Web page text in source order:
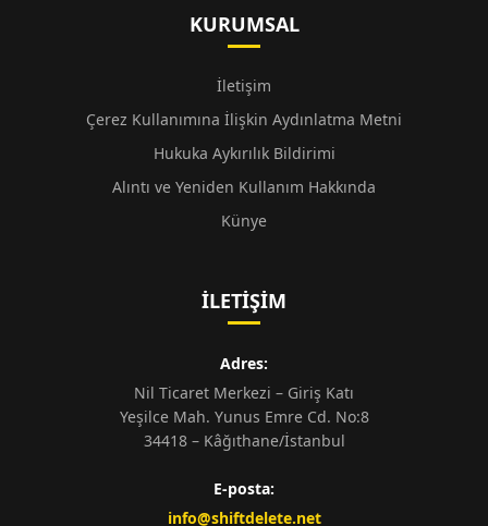
KURUMSAL
İletişim
Çerez Kullanımına İlişkin Aydınlatma Metni
Hukuka Aykırılık Bildirimi
Alıntı ve Yeniden Kullanım Hakkında
Künye
İLETIŞIM
Adres:
Nil Ticaret Merkezi – Giriş Katı
Yeşilce Mah. Yunus Emre Cd. No:8
34418 – Kâğıthane/İstanbul
E-posta:
info@shiftdelete.net